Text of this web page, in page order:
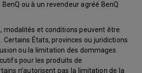
ou à un revendeur agréé BenQ
modalités et conditions peuvent être
Certains États, provinces ou juridictions
ou la limitation des dommages
pour les produits de
n’autorisent pas la limitation de la